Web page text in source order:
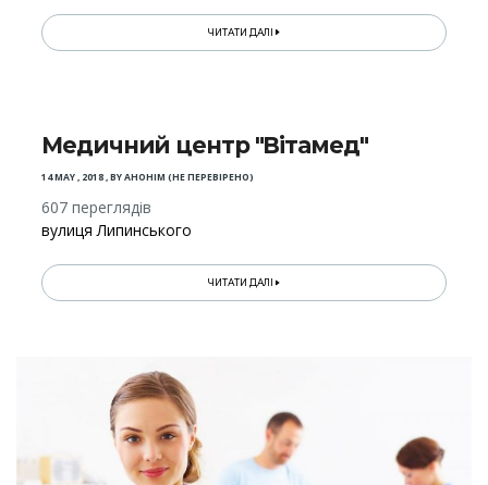
ЧИТАТИ ДАЛІ
Медичний центр "Вітамед"
14 MAY , 2018,BYАНОНІМ (НЕ ПЕРЕВІРЕНО)
607 переглядів
вулиця Липинського
ЧИТАТИ ДАЛІ